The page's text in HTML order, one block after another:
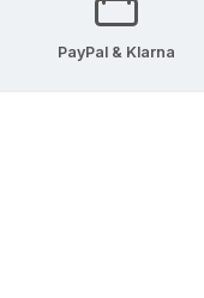
PayPal & Klarna